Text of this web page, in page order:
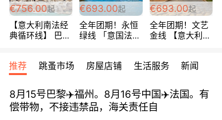
€756.00起
【意大利南法经
典循环线】 巴黎
宾馆 108欧/天起
全程756欧/位
€693.00起
全年团期！永恒
绿线 「意国法
欧/天起 ~包拼房
€693.00起
全年团期！文艺
金线 【意大利一
每周铁发！
推荐 跳蚤市场 房屋店铺 生活服务 新闻
8月15号巴黎✈️福州。8月16号中国✈️法国。有
偿带物，不接违禁品，海关责任自